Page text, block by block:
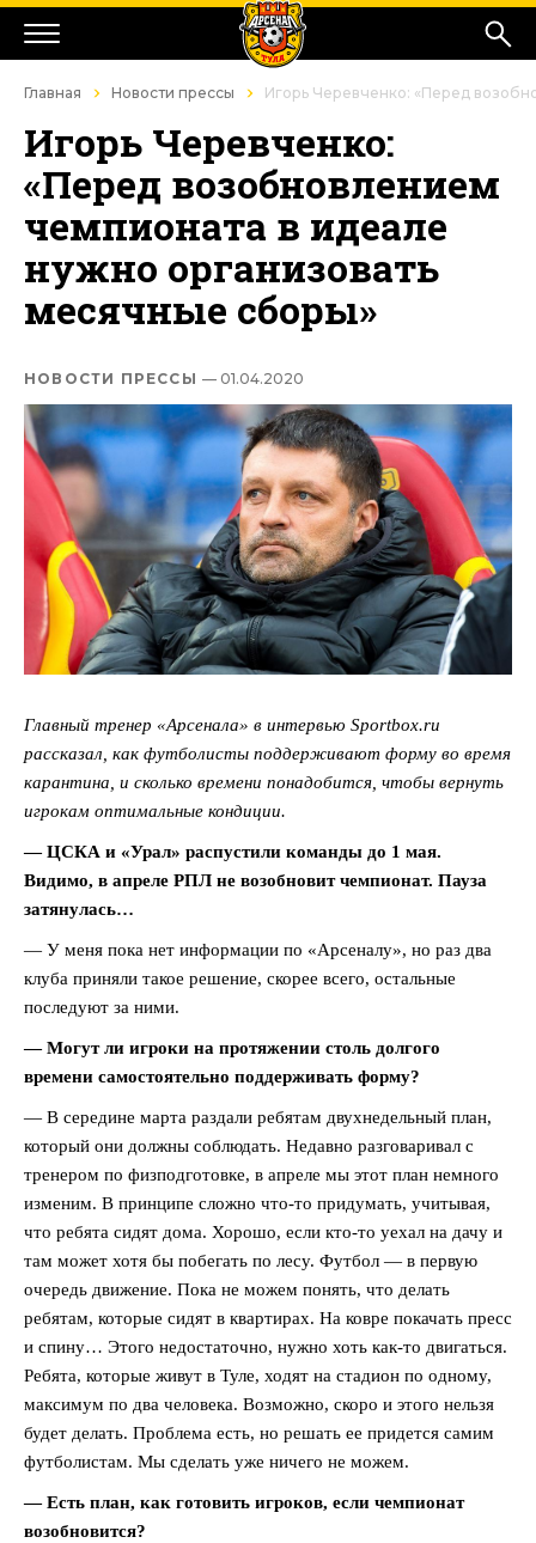
Главная Новости прессы Игорь Черевченко: «Перед
Игорь Черевченко:
«Перед возобновлением
чемпионата в идеале
нужно организовать
месячные сборы»
НОВОСТИ ПРЕССЫ — 01.04.2020
Главный тренер «Арсенала» в интервью Sportbox.ru
рассказал, как футболисты поддерживают форму во время
карантина, и сколько времени понадобится, чтобы вернуть
игрокам оптимальные кондиции.
— ЦСКА и «Урал» распустили команды до 1 мая.
Видимо, в апреле РПЛ не возобновит чемпионат. Пауза
затянулась…
— У меня пока нет информации по «Арсеналу», но раз два
клуба приняли такое решение, скорее всего, остальные
последуют за ними.
— Могут ли игроки на протяжении столь долгого
времени самостоятельно поддерживать форму?
— В середине марта раздали ребятам двухнедельный план,
который они должны соблюдать. Недавно разговаривал с
тренером по физподготовке, в апреле мы этот план немного
изменим. В принципе сложно что-то придумать, учитывая,
что ребята сидят дома. Хорошо, если кто-то уехал на дачу и
там может хотя бы побегать по лесу. Футбол — в первую
очередь движение. Пока не можем понять, что делать
ребятам, которые сидят в квартирах. На ковре покачать пресс
и спину… Этого недостаточно, нужно хоть как-то двигаться.
Ребята, которые живут в Туле, ходят на стадион по одному,
максимум по два человека. Возможно, скоро и этого нельзя
будет делать. Проблема есть, но решать ее придется самим
футболистам. Мы сделать уже ничего не можем.
— Есть план, как готовить игроков, если чемпионат
возобновится?